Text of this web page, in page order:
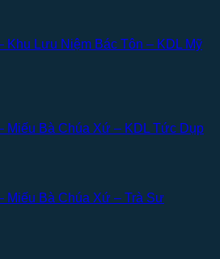
Khu Lưu Niệm Bác Tôn – KDL Mỹ
Miếu Bà Chúa Xứ – KDL Tức Dụp
Miếu Bà Chúa Xứ – Trà Sư